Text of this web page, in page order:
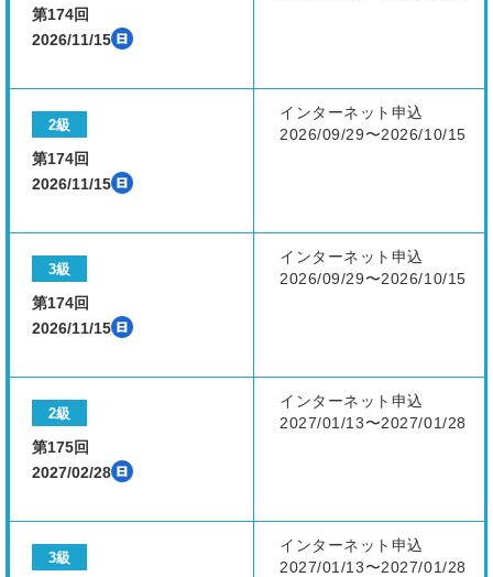
第174回
2026/11/15
2級
第174回
2026/11/15
インターネット申込
2026/09/29〜2026/10/15
3級
第174回
2026/11/15
インターネット申込
2026/09/29〜2026/10/15
2級
第175回
2027/02/28
インターネット申込
2027/01/13〜2027/01/28
3級
インターネット申込
2027/01/13〜2027/01/28